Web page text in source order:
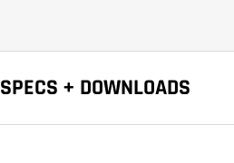
SPECS + DOWNLOADS